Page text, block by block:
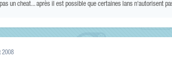
un cheat... après il est possible que certaines lans n'autorisent
2008